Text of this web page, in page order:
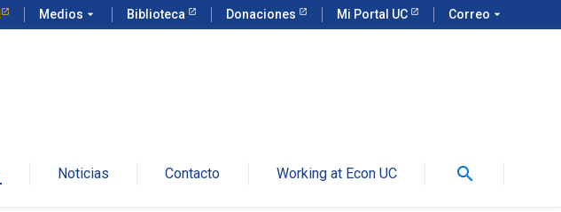
Medios arrow_drop_down Biblioteca Donaciones Mi Portal UC Correo arrow_drop_down
Noticias Contacto Working at Econ UC search